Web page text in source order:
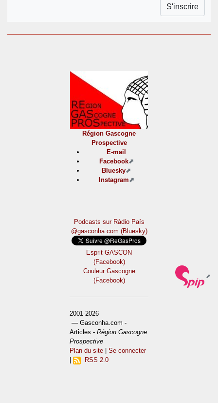
Région Gascogne
Prospective
E-mail
Facebook
Bluesky
Instagram
Podcasts sur Ràdio País
@gasconha.com (Bluesky)
Esprit GASCON
(Facebook)
Couleur Gascogne
(Facebook)
2001-2026
— Gasconha.com -
Articles -Région Gascogne
Prospective
Plan du site |Se connecter
|
RSS 2.0